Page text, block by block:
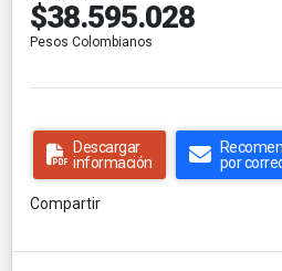
$38.595.028
Pesos Colombianos
Descargar
información
por
Compartir